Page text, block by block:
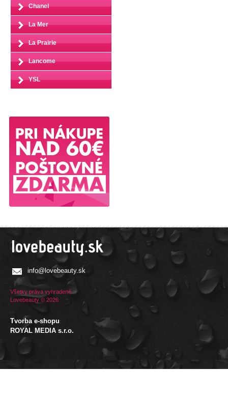
Chanel
La Mer
La Prairie
Lancome
YSL
info@lovebeauty.sk
Všetky práva vyhradené.
Lovebeauty © 2026
Tvorba e-shopu:
ROYAL MEDIA s.r.o.